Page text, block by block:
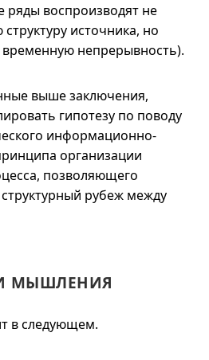
воспроизводят не
источника, но
непрерывность).
выше заключения,
гипотезу по поводу
информационно-
организации
позволяющего
рубеж между
МЫШЛЕНИЯ
в следующем.